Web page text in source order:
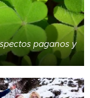
paganos y